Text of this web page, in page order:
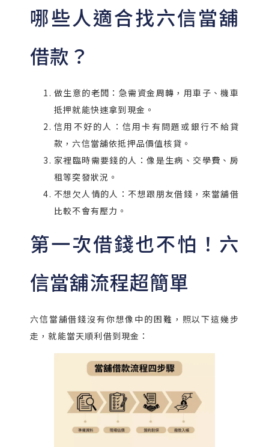
哪些人適合找六信當舖
借款？
做生意的老闆：急需資金周轉，用車子、機車
抵押就能快速拿到現金。
信用不好的人：信用卡有問題或銀行不給貸
款，六信當舖依抵押品價值核貸。
家裡臨時需要錢的人：像是生病、交學費、房
租等突發狀況。
不想欠人情的人：不想跟朋友借錢，來當舖借
比較不會有壓力。
第一次借錢也不怕！六
信當舖流程超簡單
六信當舖借錢沒有你想像中的困難，照以下這幾步
走，就能當天順利借到現金：